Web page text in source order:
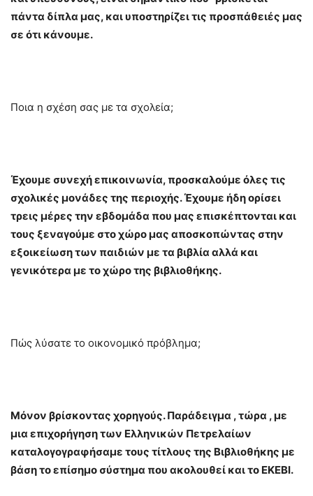
πάντα δίπλα μας, και υποστηρίζει τις προσπάθειές μας
σε ότι κάνουμε.
Ποια η σχέση σας με τα σχολεία;
Έχουμε συνεχή επικοινωνία, προσκαλούμε όλες τις
σχολικές μονάδες της περιοχής. Έχουμε ήδη ορίσει
τρεις μέρες την εβδομάδα που μας επισκέπτονται και
τους ξεναγούμε στο χώρο μας αποσκοπώντας στην
εξοικείωση των παιδιών με τα βιβλία αλλά και
γενικότερα με το χώρο της βιβλιοθήκης.
Πώς λύσατε το οικονομικό πρόβλημα;
Μόνον βρίσκοντας χορηγούς. Παράδειγμα , τώρα , με
μια επιχορήγηση των Ελληνικών Πετρελαίων
καταλογογραφήσαμε τους τίτλους της Βιβλιοθήκης με
βάση το επίσημο σύστημα που ακολουθεί και το ΕΚΕΒΙ.